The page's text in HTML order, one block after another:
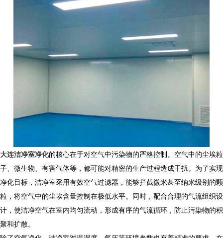
大连洁净室净化的核心在于对空气中污染物的严格控制。空气中的尘埃粒
子、微生物、有害气体等，都可能对精密的生产过程造成干扰。为了实现
净化目标，洁净室采用有效空气过滤器，能够拦截微米甚至纳米级别的颗
粒，将空气中的尘埃含量控制在极低水平。同时，配合合理的气流组织设
计，使洁净空气在室内均匀流动，形成有序的气流循环，防止污染物的积
聚和扩散。